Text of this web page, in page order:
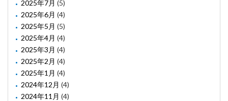
2025年7月 (5)
2025年6月 (4)
2025年5月 (5)
2025年4月 (4)
2025年3月 (4)
2025年2月 (4)
2025年1月 (4)
2024年12月 (4)
2024年11月 (4)